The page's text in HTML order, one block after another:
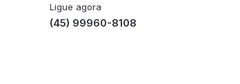
Ligue agora
(45) 99960-8108